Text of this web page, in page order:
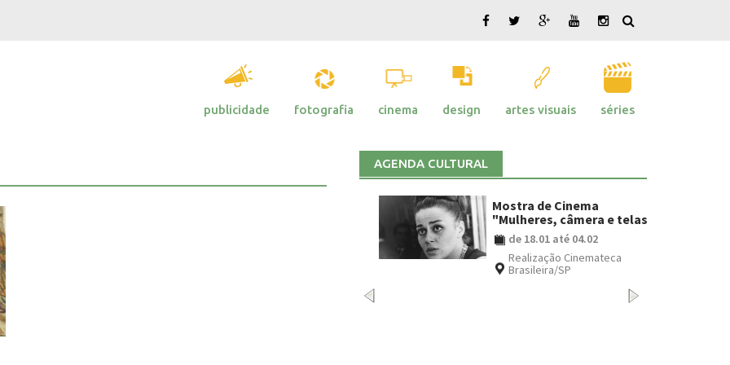
publicidade fotografia cinema design artes visuais séries
AGENDA CULTURAL
Mostra de Cinema
"Mulheres, câmera e telas"
de 18.01 até 04.02
Realização Cinemateca
Brasileira/SP